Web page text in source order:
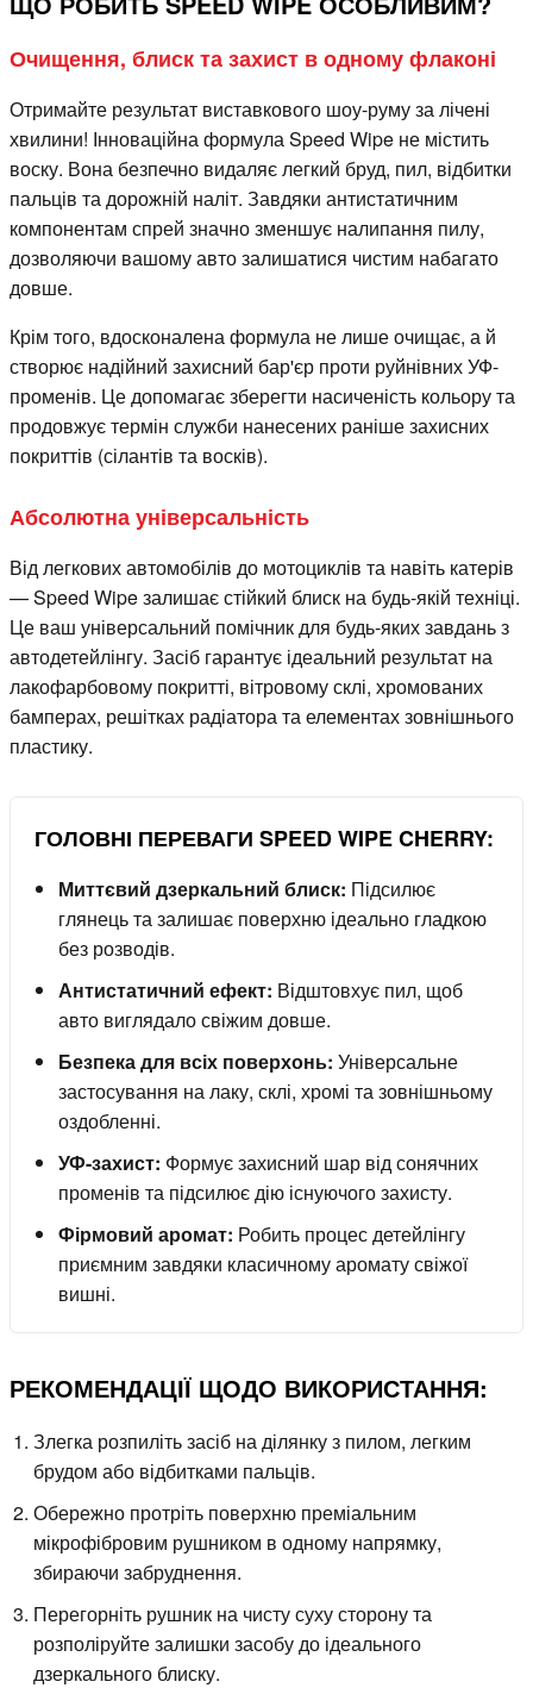
Очищення, блиск та захист в одному флаконі
Отримайте результат виставкового шоу-руму за лічені
хвилини! Інноваційна формула Speed Wipe не містить
воску. Вона безпечно видаляє легкий бруд, пил, відбитки
пальців та дорожній наліт. Завдяки антистатичним
компонентам спрей значно зменшує налипання пилу,
дозволяючи вашому авто залишатися чистим набагато
довше.
Крім того, вдосконалена формула не лише очищає, а й
створює надійний захисний бар'єр проти руйнівних УФ-
променів. Це допомагає зберегти насиченість кольору та
продовжує термін служби нанесених раніше захисних
покриттів (сілантів та восків).
Абсолютна універсальність
Від легкових автомобілів до мотоциклів та навіть катерів
— Speed Wipe залишає стійкий блиск на будь-якій техніці.
Це ваш універсальний помічник для будь-яких завдань з
автодетейлінгу. Засіб гарантує ідеальний результат на
лакофарбовому покритті, вітровому склі, хромованих
бамперах, решітках радіатора та елементах зовнішнього
пластику.
ГОЛОВНІ ПЕРЕВАГИ SPEED WIPE CHERRY:
Миттєвий дзеркальний блиск: Підсилює
глянець та залишає поверхню ідеально гладкою
без розводів.
Антистатичний ефект: Відштовхує пил, щоб
авто виглядало свіжим довше.
Безпека для всіх поверхонь: Універсальне
застосування на лаку, склі, хромі та зовнішньому
оздобленні.
УФ-захист: Формує захисний шар від сонячних
променів та підсилює дію існуючого захисту.
Фірмовий аромат: Робить процес детейлінгу
приємним завдяки класичному аромату свіжої
вишні.
РЕКОМЕНДАЦІЇ ЩОДО ВИКОРИСТАННЯ:
Злегка розпиліть засіб на ділянку з пилом, легким
брудом або відбитками пальців.
Обережно протріть поверхню преміальним
мікрофібровим рушником в одному напрямку,
збираючи забруднення.
Перегорніть рушник на чисту суху сторону та
розполіруйте залишки засобу до ідеального
дзеркального блиску.